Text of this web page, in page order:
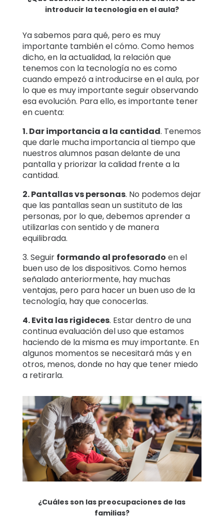
introducir la tecnología en el aula?
Ya sabemos para qué, pero es muy
importante también el cómo. Como hemos
dicho, en la actualidad, la relación que
tenemos con la tecnología no es como
cuando empezó a introducirse en el aula, por
lo que es muy importante seguir observando
esa evolución. Para ello, es importante tener
en cuenta:
1. Dar importancia a la cantidad. Tenemos
que darle mucha importancia al tiempo que
nuestros alumnos pasan delante de una
pantalla y priorizar la calidad frente a la
cantidad.
2. Pantallas vs personas. No podemos dejar
que las pantallas sean un sustituto de las
personas, por lo que, debemos aprender a
utilizarlas con sentido y de manera
equilibrada.
3. Seguir formando al profesorado en el
buen uso de los dispositivos. Como hemos
señalado anteriormente, hay muchas
ventajas, pero para hacer un buen uso de la
tecnología, hay que conocerlas.
4. Evita las rigideces. Estar dentro de una
continua evaluación del uso que estamos
haciendo de la misma es muy importante. En
algunos momentos se necesitará más y en
otros, menos, donde no hay que tener miedo
a retirarla.
¿Cuáles son las preocupaciones de las
familias?